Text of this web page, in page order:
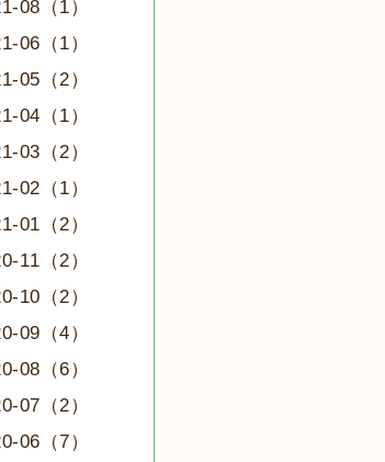
08（1）
06（1）
05（2）
04（1）
03（2）
02（1）
01（2）
11（2）
10（2）
09（4）
08（6）
07（2）
06（7）